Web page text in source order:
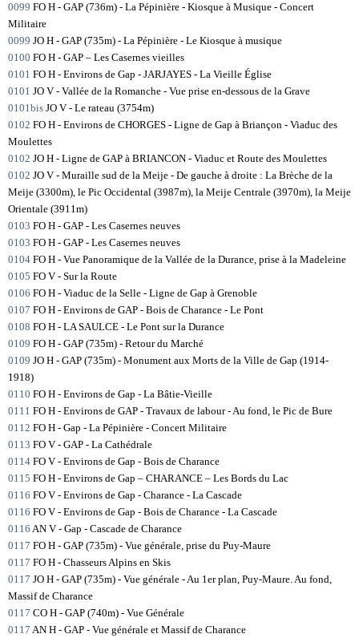
0099 FO H - GAP (736m) - La Pépinière - Kiosque à Musique - Concert
Militaire
0099 JO H - GAP (735m) - La Pépinière - Le Kiosque à musique
0100 FO H - GAP – Les Casernes vieilles
0101 FO H - Environs de Gap - JARJAYES - La Vieille Église
0101 JO V - Vallée de la Romanche - Vue prise en-dessous de la Grave
0101bis JO V - Le rateau (3754m)
0102 FO H - Environs de CHORGES - Ligne de Gap à Briançon - Viaduc des
Moulettes
0102 JO H - Ligne de GAP à BRIANCON - Viaduc et Route des Moulettes
0102 JO V - Muraille sud de la Meije - De gauche à droite : La Brèche de la
Meije (3300m), le Pic Occidental (3987m), la Meije Centrale (3970m), la Meije
Orientale (3911m)
0103 FO H - GAP - Les Casernes neuves
0103 FO H - GAP - Les Casernes neuves
0104 FO H - Vue Panoramique de la Vallée de la Durance, prise à la Madeleine
0105 FO V - Sur la Route
0106 FO H - Viaduc de la Selle - Ligne de Gap à Grenoble
0107 FO H - Environs de GAP - Bois de Charance - Le Pont
0108 FO H - LA SAULCE - Le Pont sur la Durance
0109 FO H - GAP (735m) - Retour du Marché
0109 JO H - GAP (735m) - Monument aux Morts de la Ville de Gap (1914-
1918)
0110 FO H - Environs de Gap - La Bâtie-Vieille
0111 FO H - Environs de GAP - Travaux de labour - Au fond, le Pic de Bure
0112 FO H - Gap - La Pépinière - Concert Militaire
0113 FO V - GAP - La Cathédrale
0114 FO V - Environs de Gap - Bois de Charance
0115 FO H - Environs de Gap – CHARANCE – Les Bords du Lac
0116 FO V - Environs de Gap - Charance - La Cascade
0116 FO V - Environs de Gap - Bois de Charance - La Cascade
0116 AN V - Gap - Cascade de Charance
0117 FO H - GAP (735m) - Vue générale, prise du Puy-Maure
0117 FO H - Chasseurs Alpins en Skis
0117 JO H - GAP (735m) - Vue générale - Au 1er plan, Puy-Maure. Au fond,
Massif de Charance
0117 CO H - GAP (740m) - Vue Générale
0117 AN H - GAP - Vue générale et Massif de Charance